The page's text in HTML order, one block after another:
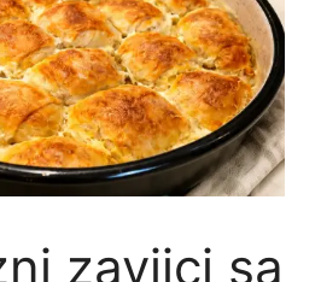
zavijci sa